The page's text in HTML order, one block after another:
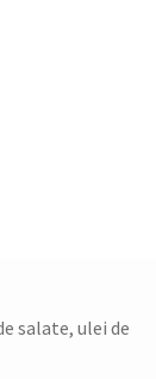
salate, ulei de